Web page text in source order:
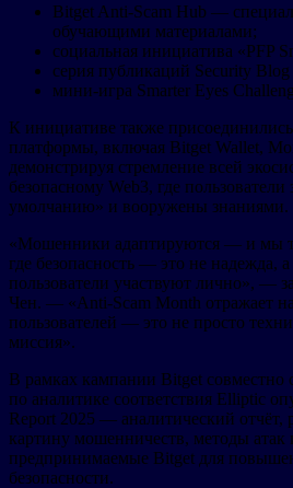
Bitget Anti-Scam Hub —
обучающими материалами;
социальная инициатива «PFP
серия публикаций Security Blog
мини-игра Smarter Eyes
К инициативе также
платформы, включая Bitget Wallet,
демонстрируя стремление всей
безопасному Web3, где
умолчанию» и вооружены знаниями.
«Мошенники адаптируются — и мы
где безопасность — это не надежда,
пользователи участвуют лично», —
Чен. — «Anti-Scam Month отражает
пользователей — это не просто
миссия».
В рамках кампании Bitget
по аналитике соответствия Elliptic
Report 2025 — аналитический
картину мошенничеств, методы атак
предпринимаемые Bitget для
безопасности.